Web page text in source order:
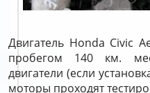
Двигатель Honda Civic
пробегом 140 км.
двигатели (если
моторы проходят